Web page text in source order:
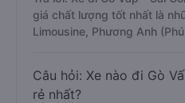
giá chất lượng tốt nhất là
Limousine, Phương Anh
Câu hỏi: Xe nào đi Gò
rẻ nhất?